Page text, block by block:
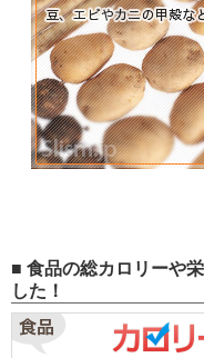
■ 食品の総カロリーや
した！